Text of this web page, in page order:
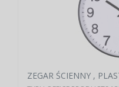
ZEGAR ŚCIENNY ,